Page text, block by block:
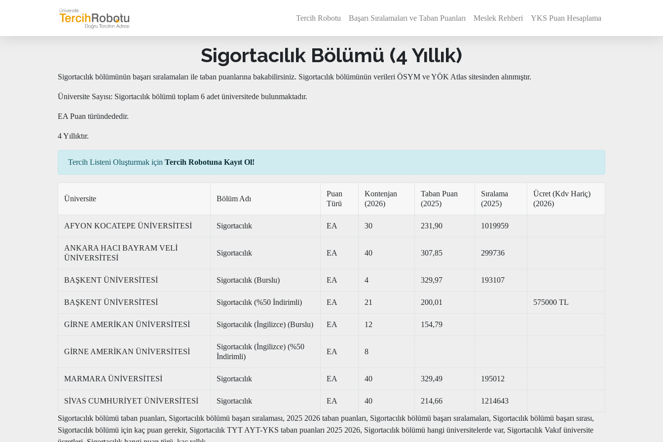
Tercih Robotu Başarı Sıralamaları ve Taban Puanları Meslek Rehberi YKS Puan Hesaplama
Sigortacılık Bölümü (4 Yıllık)
Sigortacılık bölümünün başarı sıralamaları ile taban puanlarına bakabilirsiniz. Sigortacılık bölümünün verileri ÖSYM ve YÖK Atlas sitesinden alınmıştır.
Üniversite Sayısı: Sigortacılık bölümü toplam 6 adet üniversitede bulunmaktadır.
EA Puan türündededir.
4 Yıllıktır.
Tercih Listeni Oluşturmak için Tercih Robotuna Kayıt Ol!
Üniversite Bölüm Adı
Puan
Türü
Kontenjan
(2026)
Taban Puan
(2025)
Sıralama
(2025)
Ücret (Kdv Hariç)
(2026)
AFYON KOCATEPE ÜNİVERSİTESİ Sigortacılık EA 30 231,90 1019959
ANKARA HACI BAYRAM VELİ
ÜNİVERSİTESİ
Sigortacılık EA 40 307,85 299736
BAŞKENT ÜNİVERSİTESİ Sigortacılık (Burslu) EA 4 329,97 193107
BAŞKENT ÜNİVERSİTESİ Sigortacılık (%50 İndirimli) EA 21 200,01 575000 TL
GİRNE AMERİKAN ÜNİVERSİTESİ Sigortacılık (İngilizce) (Burslu) EA 12 154,79
GİRNE AMERİKAN ÜNİVERSİTESİ
Sigortacılık (İngilizce) (%50
İndirimli)
EA 8
MARMARA ÜNİVERSİTESİ Sigortacılık EA 40 329,49 195012
SİVAS CUMHURİYET ÜNİVERSİTESİ Sigortacılık EA 40 214,66 1214643
Sigortacılık bölümü taban puanları, Sigortacılık bölümü başarı sıralaması, 2025 2026 taban puanları, Sigortacılık bölümü başarı sıralamaları, Sigortacılık bölümü başarı sırası,
Sigortacılık bölümü için kaç puan gerekir, Sigortacılık TYT AYT-YKS taban puanları 2025 2026, Sigortacılık bölümü hangi üniversitelerde var, Sigortacılık Vakıf üniversite